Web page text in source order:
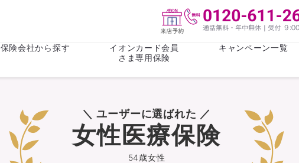
がん保険 女性医療保険
収入保障保険
がん保険 女性医療保険
収入保障保険 介護・認知症保険
保険会社から探す
イオンカード会員
さま専用保険
キャンペーン一覧
ライフステージ 心配事
＼ ユーザーに選ばれた ／
54歳女性
女性医療保険